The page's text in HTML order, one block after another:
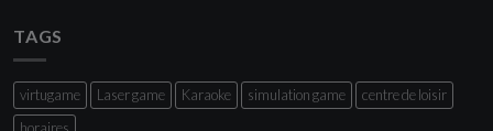
TAGS
virtugame Laser game Karaoke simulation game
centre de loisir
horaires